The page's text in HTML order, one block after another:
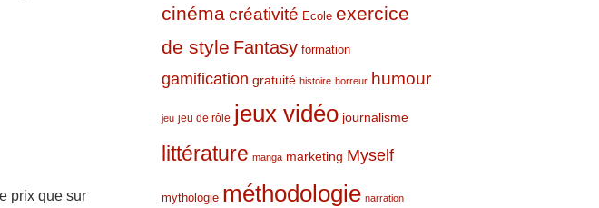
prix que sur
cinémacréativité Ecole exercice
de style Fantasy formation
gamification gratuité histoire horreur humour
jeu jeu de rôle jeux vidéo journalisme
littérature manga marketing Myself
mythologie méthodologie narration